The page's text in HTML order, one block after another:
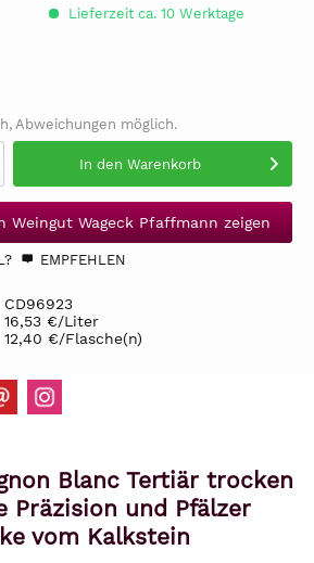
Lieferzeit ca. 10 Werktage
Abweichungen möglich.
In den Warenkorb
Weingut Wageck Pfaffmann zeigen
EMPFEHLEN
CD96923
16,53 €/Liter
12,40 €/Flasche(n)
Blanc Tertiär trocken
Präzision und Pfälzer
vom Kalkstein